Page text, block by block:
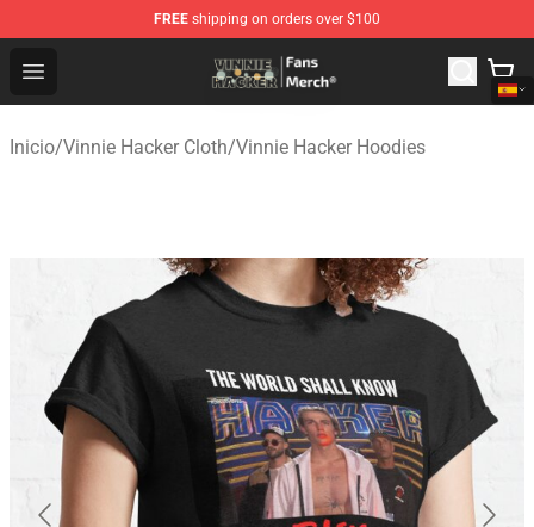
FREE shipping on orders over $100
Open menu
Vinnie Hacker Store - Official Vinnie Hacker Merchandise
Inicio/Vinnie Hacker Cloth/Vinnie Hacker Hoodies